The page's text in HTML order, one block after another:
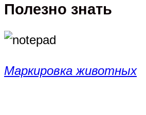
Полезно знать
Маркировка животных